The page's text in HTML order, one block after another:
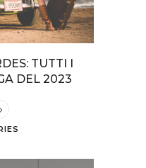
TUTTI I
DEL 2023